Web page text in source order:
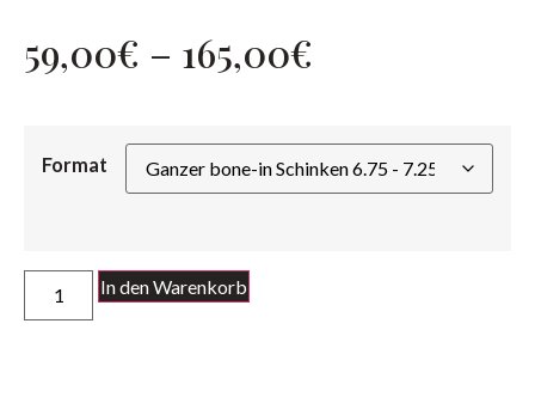
59,00€ – 165,00€
Format
In den Warenkorb